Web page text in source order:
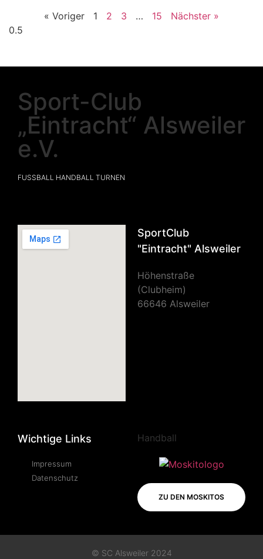
« Voriger 1 2 3 … 15 Nächster »
Sport-Club
„Eintracht“ Alsweiler
e.V.
FUSSBALL HANDBALL TURNEN
SportClub
"Eintracht" Alsweiler
Höhenstraße
(Clubheim)
66646 Alsweiler
Wichtige Links
Impressum
Datenschutz
Handball
ZU DEN MOSKITOS
© SC Alsweiler 2024